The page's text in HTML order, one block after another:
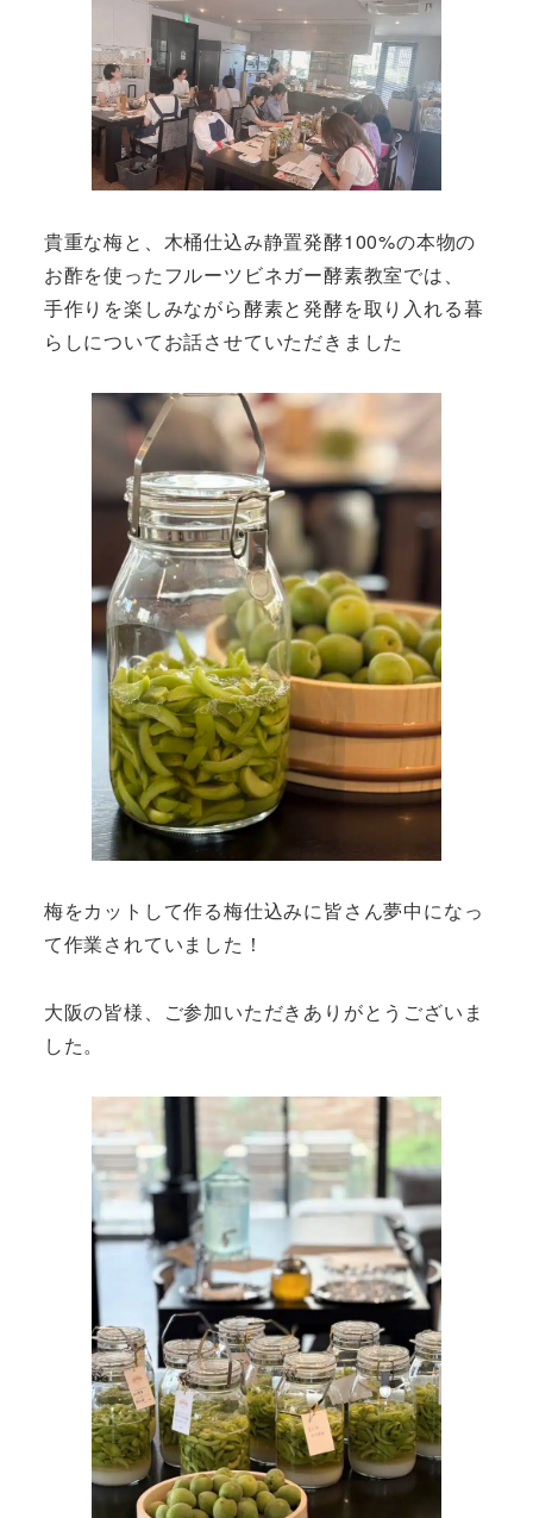
貴重な梅と、木桶仕込み静置発酵100%の本物の
お酢を使ったフルーツビネガー酵素教室では、
手作りを楽しみながら酵素と発酵を取り入れる暮
らしについてお話させていただきました
梅をカットして作る梅仕込みに皆さん夢中になっ
て作業されていました！
大阪の皆様、ご参加いただきありがとうございま
した。